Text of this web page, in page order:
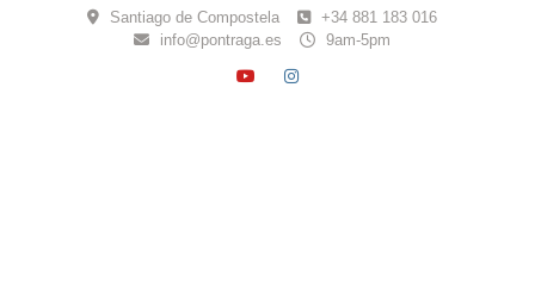
Santiago de Compostela
+34 881 183 016
info@pontraga.es
9am-5pm
YOUTUBE
INSTAGRAM